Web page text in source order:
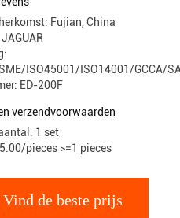
Fujian, China
ISO45001/ISO14001/GCCA/
ED-200F
verzendvoorwaarden
1 set
pieces >=1 pieces
Vind de beste prijs